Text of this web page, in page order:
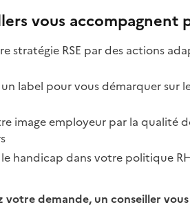
vous accompagnent
stratégie RSE par des actions
label pour vous démarquer sur
image employeur par la qualité
handicap dans votre politique
votre demande, un conseiller